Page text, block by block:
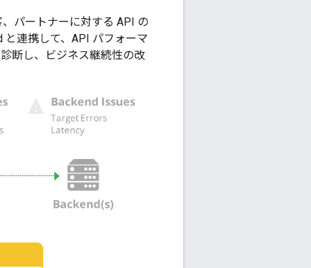
パートナーに対する API の
と連携して、API パフォーマ
断し、ビジネス継続性の改